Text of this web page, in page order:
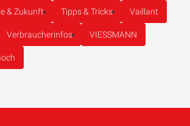
& Zukunft Tipps & Tricks Vaillant
Verbraucherinfos VIESSMANN